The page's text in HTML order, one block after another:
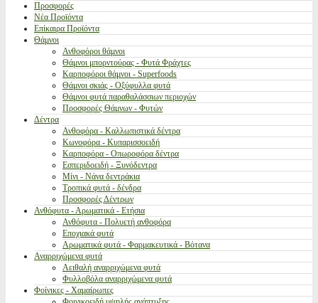
Προσφορές
Νέα Προϊόντα
Επίκαιρα Προϊόντα
Θάμνοι
Ανθοφόροι θάμνοι
Θάμνοι μπορντούρας - Φυτά Φράχτες
Καρποφόροι θάμνοι - Superfoods
Θάμνοι σκιάς - Οξύφυλλα φυτά
Θάμνοι φυτά παραθαλάσσιων περιοχών
Προσφορές Θάμνων - Φυτών
Δέντρα
Ανθοφόρα - Καλλωπιστικά δέντρα
Κωνοφόρα - Κυπαρισσοειδή
Καρποφόρα - Οπωροφόρα δέντρα
Εσπεριδοειδή - Ξυνόδεντρα
Μίνι - Νάνα δεντράκια
Τροπικά φυτά - δένδρα
Προσφορές Δέντρων
Ανθόφυτα - Αρωματικά - Ετήσια
Ανθόφυτα - Πολυετή ανθοφόρα
Εποχιακά φυτά
Αρωματικά φυτά - Φαρμακευτικά - Βότανα
Αναρριχώμενα φυτά
Αειθαλή αναρριχώμενα φυτά
Φυλλοβόλα αναρριχώμενα φυτά
Φοίνικες - Χαμαίρωπες